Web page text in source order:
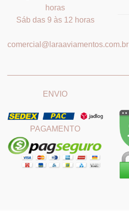
horas
Sáb das 9 às 12 horas
comercial@laraaviamentos.com.br
ENVIO
PAGAMENTO